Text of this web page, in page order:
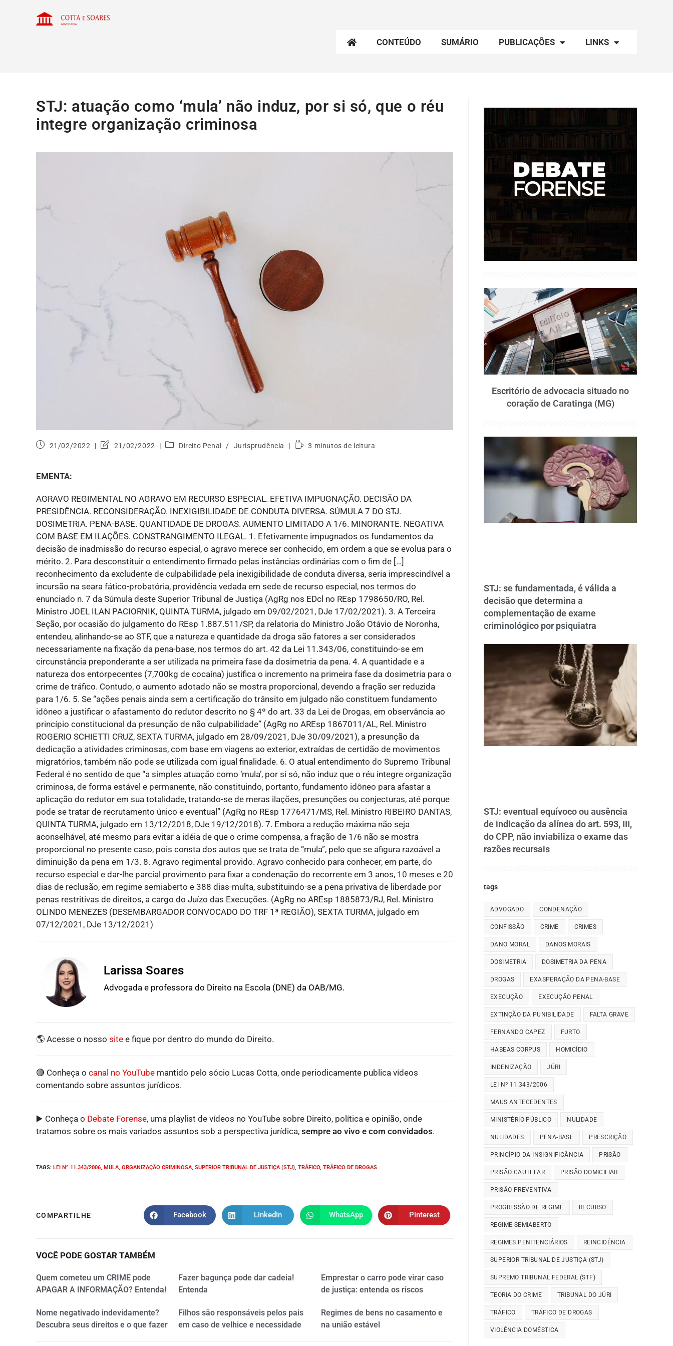
CONTEÚDO SUMÁRIO PUBLICAÇÕES LINKS
STJ: atuação como ‘mula’ não induz, por si só, que o réu
integre organização criminosa
21/02/2022 21/02/2022 Direito Penal / Jurisprudência 3 minutos de leitura
EMENTA:
AGRAVO REGIMENTAL NO AGRAVO EM RECURSO ESPECIAL. EFETIVA IMPUGNAÇÃO. DECISÃO DA
PRESIDÊNCIA. RECONSIDERAÇÃO. INEXIGIBILIDADE DE CONDUTA DIVERSA. SÚMULA 7 DO STJ.
DOSIMETRIA. PENA-BASE. QUANTIDADE DE DROGAS. AUMENTO LIMITADO A 1/6. MINORANTE. NEGATIVA
COM BASE EM ILAÇÕES. CONSTRANGIMENTO ILEGAL. 1. Efetivamente impugnados os fundamentos da
decisão de inadmissão do recurso especial, o agravo merece ser conhecido, em ordem a que se evolua para o
mérito. 2. Para desconstituir o entendimento firmado pelas instâncias ordinárias com o fim de […]
reconhecimento da excludente de culpabilidade pela inexigibilidade de conduta diversa, seria imprescindível a
incursão na seara fático-probatória, providência vedada em sede de recurso especial, nos termos do
enunciado n. 7 da Súmula deste Superior Tribunal de Justiça (AgRg nos EDcl no REsp 1798650/RO, Rel.
Ministro JOEL ILAN PACIORNIK, QUINTA TURMA, julgado em 09/02/2021, DJe 17/02/2021). 3. A Terceira
Seção, por ocasião do julgamento do REsp 1.887.511/SP, da relatoria do Ministro João Otávio de Noronha,
entendeu, alinhando-se ao STF, que a natureza e quantidade da droga são fatores a ser considerados
necessariamente na fixação da pena-base, nos termos do art. 42 da Lei 11.343/06, constituindo-se em
circunstância preponderante a ser utilizada na primeira fase da dosimetria da pena. 4. A quantidade e a
natureza dos entorpecentes (7,700kg de cocaína) justifica o incremento na primeira fase da dosimetria para o
crime de tráfico. Contudo, o aumento adotado não se mostra proporcional, devendo a fração ser reduzida
para 1/6. 5. Se “ações penais ainda sem a certificação do trânsito em julgado não constituem fundamento
idôneo a justificar o afastamento do redutor descrito no § 4º do art. 33 da Lei de Drogas, em observância ao
princípio constitucional da presunção de não culpabilidade” (AgRg no AREsp 1867011/AL, Rel. Ministro
ROGERIO SCHIETTI CRUZ, SEXTA TURMA, julgado em 28/09/2021, DJe 30/09/2021), a presunção da
dedicação a atividades criminosas, com base em viagens ao exterior, extraídas de certidão de movimentos
migratórios, também não pode se utilizada com igual finalidade. 6. O atual entendimento do Supremo Tribunal
Federal é no sentido de que “a simples atuação como ‘mula’, por si só, não induz que o réu integre organização
criminosa, de forma estável e permanente, não constituindo, portanto, fundamento idôneo para afastar a
aplicação do redutor em sua totalidade, tratando-se de meras ilações, presunções ou conjecturas, até porque
pode se tratar de recrutamento único e eventual” (AgRg no REsp 1776471/MS, Rel. Ministro RIBEIRO DANTAS,
QUINTA TURMA, julgado em 13/12/2018, DJe 19/12/2018). 7. Embora a redução máxima não seja
aconselhável, até mesmo para evitar a idéia de que o crime compensa, a fração de 1/6 não se mostra
proporcional no presente caso, pois consta dos autos que se trata de “mula”, pelo que se afigura razoável a
diminuição da pena em 1/3. 8. Agravo regimental provido. Agravo conhecido para conhecer, em parte, do
recurso especial e dar-lhe parcial provimento para fixar a condenação do recorrente em 3 anos, 10 meses e 20
dias de reclusão, em regime semiaberto e 388 dias-multa, substituindo-se a pena privativa de liberdade por
penas restritivas de direitos, a cargo do Juízo das Execuções. (AgRg no AREsp 1885873/RJ, Rel. Ministro
OLINDO MENEZES (DESEMBARGADOR CONVOCADO DO TRF 1ª REGIÃO), SEXTA TURMA, julgado em
07/12/2021, DJe 13/12/2021)
Larissa Soares
Advogada e professora do Direito na Escola (DNE) da OAB/MG.
🌎 Acesse o nosso site e fique por dentro do mundo do Direito.
🔴 Conheça o canal no YouTube mantido pelo sócio Lucas Cotta, onde periodicamente publica vídeos
comentando sobre assuntos jurídicos.
▶️ Conheça o Debate Forense, uma playlist de vídeos no YouTube sobre Direito, política e opinião, onde
tratamos sobre os mais variados assuntos sob a perspectiva jurídica, sempre ao vivo e com convidados.
TAGS: LEI Nº 11.343/2006, MULA, ORGANIZAÇÃO CRIMINOSA, SUPERIOR TRIBUNAL DE JUSTIÇA (STJ), TRÁFICO, TRÁFICO DE DROGAS
COMPARTILHE Facebook LinkedIn WhatsApp Pinterest
VOCÊ PODE GOSTAR TAMBÉM
Quem cometeu um CRIME pode
APAGAR A INFORMAÇÃO? Entenda!
Fazer bagunça pode dar cadeia!
Entenda
Emprestar o carro pode virar caso
de justiça: entenda os riscos
Nome negativado indevidamente?
Descubra seus direitos e o que fazer
Filhos são responsáveis pelos pais
em caso de velhice e necessidade
Regimes de bens no casamento e
na união estável
Escritório de advocacia situado no
coração de Caratinga (MG)
STJ: se fundamentada, é válida a
decisão que determina a
complementação de exame
criminológico por psiquiatra
STJ: eventual equívoco ou ausência
de indicação da alínea do art. 593, III,
do CPP, não inviabiliza o exame das
razões recursais
tags
ADVOGADO CONDENAÇÃO
CONFISSÃO CRIME CRIMES
DANO MORAL DANOS MORAIS
DOSIMETRIA DOSIMETRIA DA PENA
DROGAS EXASPERAÇÃO DA PENA-BASE
EXECUÇÃO EXECUÇÃO PENAL
EXTINÇÃO DA PUNIBILIDADE FALTA GRAVE
FERNANDO CAPEZ FURTO
HABEAS CORPUS HOMICÍDIO
INDENIZAÇÃO JÚRI
LEI Nº 11.343/2006
MAUS ANTECEDENTES
MINISTÉRIO PÚBLICO NULIDADE
NULIDADES PENA-BASE PRESCRIÇÃO
PRINCÍPIO DA INSIGNIFICÂNCIA PRISÃO
PRISÃO CAUTELAR PRISÃO DOMICILIAR
PRISÃO PREVENTIVA
PROGRESSÃO DE REGIME RECURSO
REGIME SEMIABERTO
REGIMES PENITENCIÁRIOS REINCIDÊNCIA
SUPERIOR TRIBUNAL DE JUSTIÇA (STJ)
SUPREMO TRIBUNAL FEDERAL (STF)
TEORIA DO CRIME TRIBUNAL DO JÚRI
TRÁFICO TRÁFICO DE DROGAS
VIOLÊNCIA DOMÉSTICA